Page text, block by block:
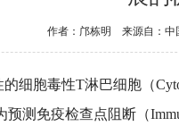
作者：邝栋明 来源自：中
胞毒性T淋巴细胞（
预测免疫检查点阻断（